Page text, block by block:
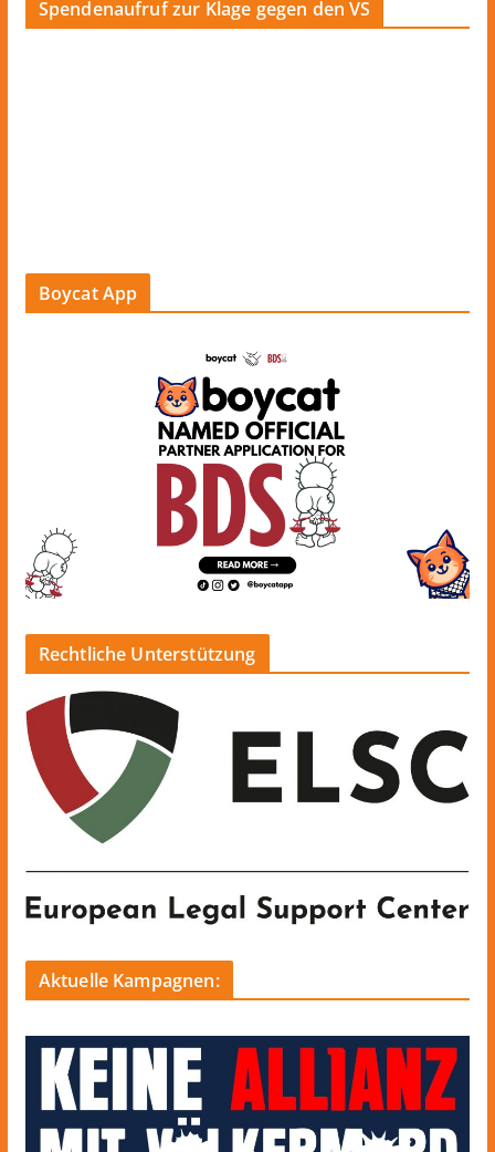
Spendenaufruf zur Klage gegen den VS
Boycat App
Rechtliche Unterstützung
Aktuelle Kampagnen: